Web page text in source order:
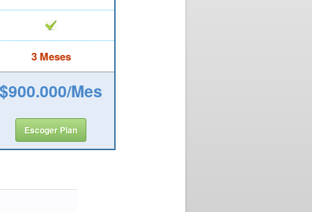
3 Meses
$900.000/Mes
Escoger Plan
consecutivos.